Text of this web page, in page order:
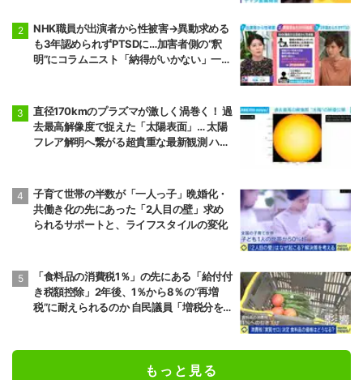
NHK職員が出演者から性被害→異動求める
も3年認められずPTSDに…加害者側の“釈
明”にコラムニスト「納得がいかない」一方
直径170kmのプラズマが激しく渦巻く！ 過
去最高解像度で捉えた「太陽表面」… 太陽
フレア解明へ繋がる超貴重な最新観測 ハワ
子育て世帯の半数が「一人っ子」晩婚化・
共働き化の先にあった「2人目の壁」求め
られるサポートと、ライフスタイルの変化
「食料品の消費税1％」の先にある「給付付
き税額控除」2年後、1％から8％の“再増
税”に耐えられるのか 自民議員「増税分を上
もっと見る